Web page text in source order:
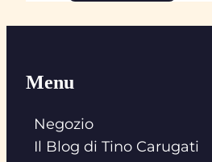
Menu
Negozio
Il Blog di Tino Carugati